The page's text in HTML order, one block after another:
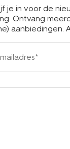
je in voor de
Ontvang
aanbiedingen.